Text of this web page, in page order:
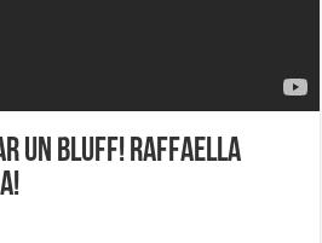
un bluff! Raffaella